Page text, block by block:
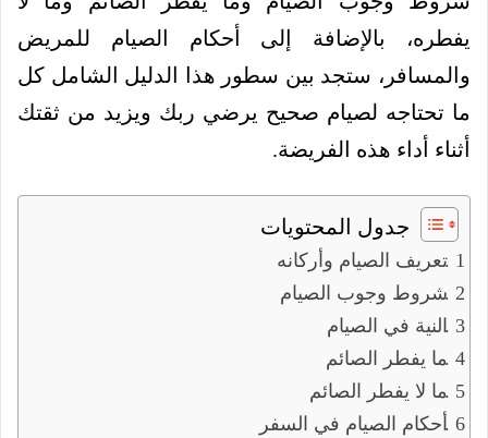
يفطره، بالإضافة إلى أحكام الصيام للمريض
والمسافر، ستجد بين سطور هذا الدليل الشامل كل
ما تحتاجه لصيام صحيح يرضي ربك ويزيد من ثقتك
أثناء أداء هذه الفريضة.
جدول المحتويات
تعريف الصيام وأركانه
شروط وجوب الصيام
النية في الصيام
ما يفطر الصائم
ما لا يفطر الصائم
أحكام الصيام في السفر